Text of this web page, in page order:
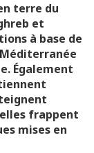
terre du
et
à base de
Également
frappent
mises en